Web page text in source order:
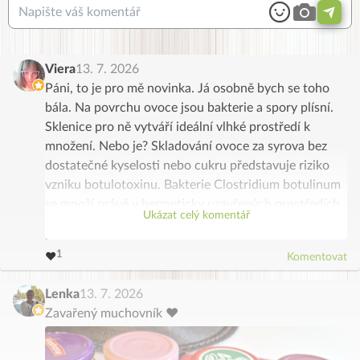
Viera13. 7. 2026
Páni, to je pro mě novinka. Já osobně bych se toho
bála. Na povrchu ovoce jsou bakterie a spory plísní.
Sklenice pro ně vytváří ideální vlhké prostředí k
množení. Nebo je? Skladování ovoce za syrova bez
dostatečné kyselosti nebo cukru představuje riziko
vzniku botulotoxinu. Bakterie Clostridium botulinum
bez přístupu vzduchu, pokud pH není dostatečně
kyselé (pod 4,6) nebo chybí vysoká koncentrace
cukru. Tak nevím, ale asi to funguje, když to máte
Ukázat celý komentář
❤️1
6
8
9
Komentovat
Lenka13. 7. 2026
Zavařený muchovník ❤️